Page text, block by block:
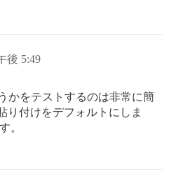
後 5:49
かをテストするのは非常に簡
り付けをデフォルトにしま
。